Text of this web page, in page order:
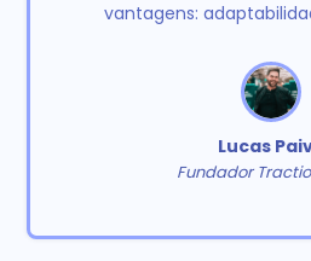
vantagens:
Lucas
Fundador